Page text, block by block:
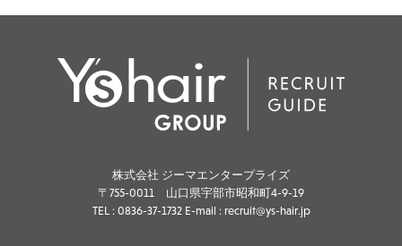
株式会社 ジーマエンタープライズ
〒755-0011 山口県宇部市昭和町4-9-19
TEL : 0836-37-1732E-mail : recruit@ys-hair.jp